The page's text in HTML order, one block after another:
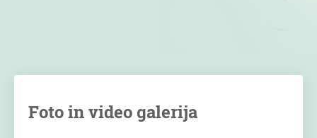
Foto in video galerija